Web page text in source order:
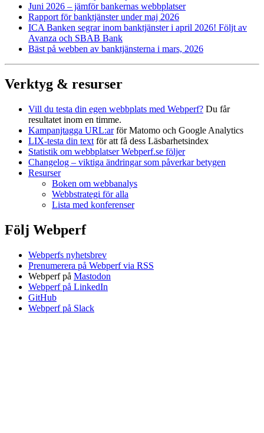
Juni 2026 – jämför bankernas webbplatser
Rapport för bank­tjänster under maj 2026
ICA Banken segrar inom bank­tjänster i april 2026! Följt av
Avanza och SBAB Bank
Bäst på webben av bank­tjänsterna i mars, 2026
Verktyg & resurser
Vill du testa din egen webbplats med Webperf? Du får
resultatet inom en timme.
Kampanjtagga URL:arför Matomo och Google Analytics
LIX-testa din text för att få dess Läsbarhetsindex
Statistik om webbplatser Webperf.se följer
Changelog – viktiga ändringar som påverkar betygen
Resurser
Boken om webbanalys
Webbstrategi för alla
Lista med konferenser
Följ Webperf
Webperfs nyhetsbrev
Prenumerera på Webperf via RSS
Webperf på Mastodon
Webperf på LinkedIn
GitHub
Webperf på Slack